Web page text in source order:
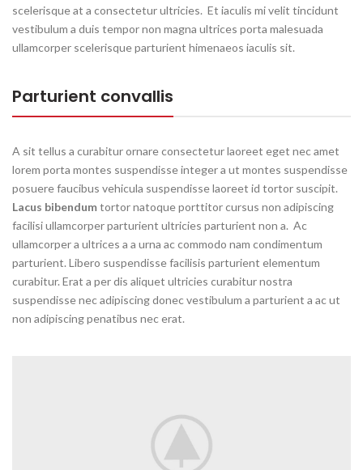
scelerisque at a consectetur ultricies. Et iaculis mi velit tincidunt
vestibulum a duis tempor non magna ultrices porta malesuada
ullamcorper scelerisque parturient himenaeos iaculis sit.
Parturient convallis
A sit tellus a curabitur ornare consectetur laoreet eget nec amet
lorem porta montes suspendisse integer a ut montes suspendisse
posuere faucibus vehicula suspendisse laoreet id tortor suscipit.
Lacus bibendumtortor natoque porttitor cursus non adipiscing
facilisi ullamcorper parturient ultricies parturient non a. Ac
ullamcorper a ultrices a a urna ac commodo nam condimentum
parturient. Libero suspendisse facilisis parturient elementum
curabitur. Erat a per dis aliquet ultricies curabitur nostra
suspendisse nec adipiscing donec vestibulum a parturient a ac ut
non adipiscing penatibus nec erat.